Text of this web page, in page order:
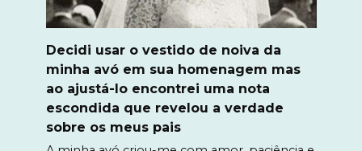
Decidi usar o vestido de noiva da
minha avó em sua homenagem mas
ao ajustá-lo encontrei uma nota
escondida que revelou a verdade
sobre os meus pais